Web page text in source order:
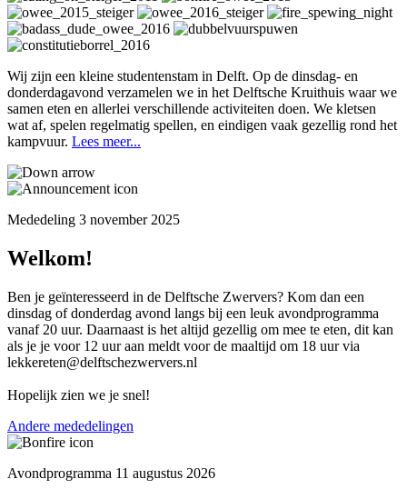
Wij zijn een kleine studentenstam in Delft. Op de dinsdag- en
donderdagavond verzamelen we in het Delftsche Kruithuis waar we
samen eten en allerlei verschillende activiteiten doen. We kletsen
wat af, spelen regelmatig spellen, en eindigen vaak gezellig rond het
kampvuur. Lees meer...
Mededeling 3 november 2025
Welkom!
Ben je geïnteresseerd in de Delftsche Zwervers? Kom dan een
dinsdag of donderdag avond langs bij een leuk avondprogramma
vanaf 20 uur. Daarnaast is het altijd gezellig om mee te eten, dit kan
als je je voor 12 uur aan meldt voor de maaltijd om 18 uur via
lekkereten@delftschezwervers.nl
Hopelijk zien we je snel!
Andere mededelingen
Avondprogramma 11 augustus 2026